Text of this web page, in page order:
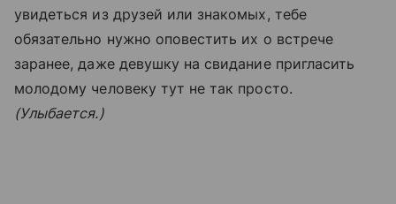
увидеться из друзей или знакомых, тебе
обязательно нужно оповестить их о встрече
заранее, даже девушку на свидание пригласить
молодому человеку тут не так просто.
(Улыбается.)